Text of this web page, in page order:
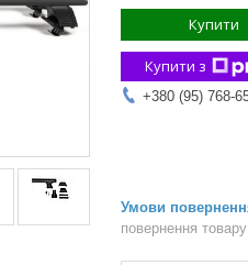
Купити
Купити з
+380 (95) 768-
повернення